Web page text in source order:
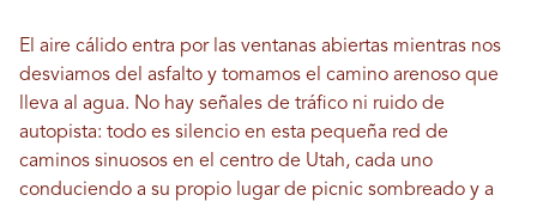
El aire cálido entra por las ventanas abiertas mientras nos
desviamos del asfalto y tomamos el camino arenoso que
lleva al agua. No hay señales de tráfico ni ruido de
autopista: todo es silencio en esta pequeña red de
caminos sinuosos en el centro de Utah, cada uno
conduciendo a su propio lugar de picnic sombreado y a